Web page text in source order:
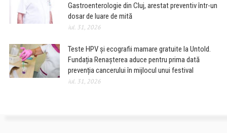
Gastroenterologie din Cluj, arestat preventiv într-un
dosar de luare de mită
iul. 31, 2026
Teste HPV și ecografii mamare gratuite la Untold.
Fundația Renașterea aduce pentru prima dată
prevenția cancerului în mijlocul unui festival
iul. 31, 2026